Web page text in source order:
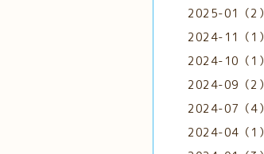
2025-01（2）
2024-11（1）
2024-10（1）
2024-09（2）
2024-07（4）
2024-04（1）